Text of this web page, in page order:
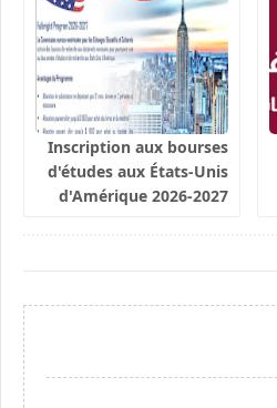
Inscription aux bourses
d'études aux États-Unis
d'Amérique 2026-2027